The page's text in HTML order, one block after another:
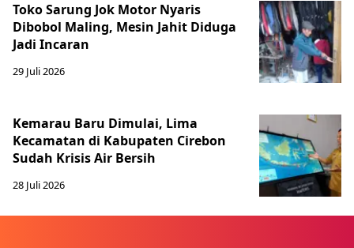
Toko Sarung Jok Motor Nyaris
Dibobol Maling, Mesin Jahit Diduga
Jadi Incaran
29 Juli 2026
Kemarau Baru Dimulai, Lima
Kecamatan di Kabupaten Cirebon
Sudah Krisis Air Bersih
28 Juli 2026